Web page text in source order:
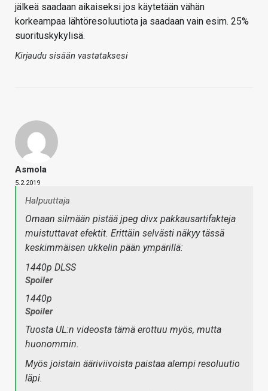
jälkeä saadaan aikaiseksi jos käytetään vähän
korkeampaa lähtöresoluutiota ja saadaan vain esim. 25%
suorituskykylisä.
Kirjaudu sisään vastataksesi
Asmola
5.2.2019
Halpuuttaja
Omaan silmään pistää jpeg divx pakkausartifakteja
muistuttavat efektit. Erittäin selvästi näkyy tässä
keskimmäisen ukkelin pään ympärillä:
1440p DLSS
Spoiler
1440p
Spoiler
Tuosta UL:n videosta tämä erottuu myös, mutta
huonommin.
Myös joistain ääriviivoista paistaa alempi resoluutio
läpi.